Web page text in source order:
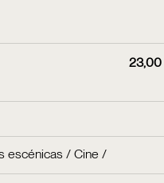
escénicas / Cine /